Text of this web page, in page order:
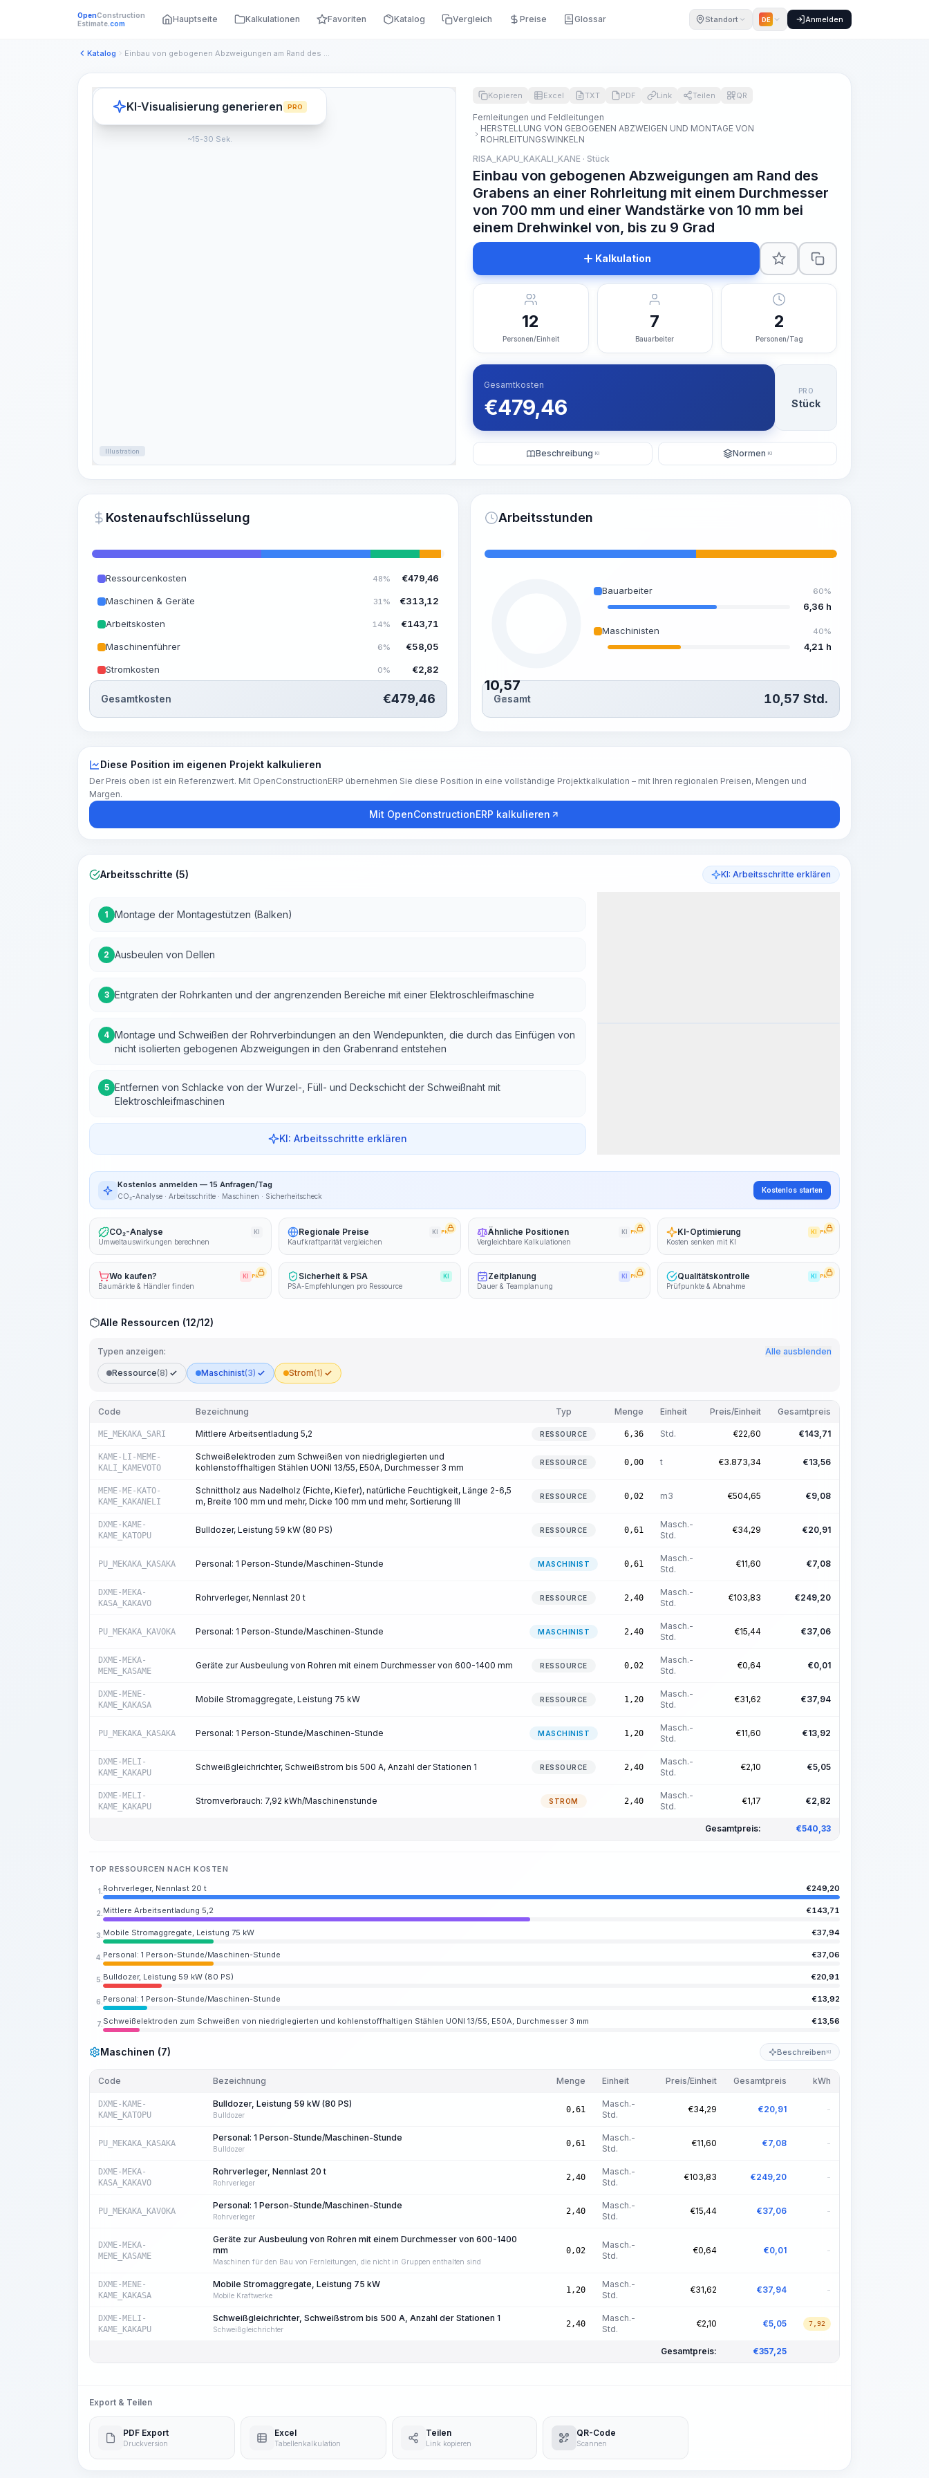
OpenConstruction
Estimate.com Hauptseite Kalkulationen Favoriten Katalog Vergleich Preise Glossar Standort DE Anmelden
Katalog Einbau von gebogenen Abzweigungen am Rand des Grabens an ein...
Illustration
KI-Visualisierung generieren PRO
~15-30 Sek.
Kopieren Excel TXT PDF Link Teilen QR
Fernleitungen und Feldleitungen
HERSTELLUNG VON GEBOGENEN ABZWEIGEN UND MONTAGE VON
ROHRLEITUNGSWINKELN
RISA_KAPU_KAKALI_KANE · Stück
Einbau von gebogenen Abzweigungen am Rand des
Grabens an einer Rohrleitung mit einem Durchmesser
von 700 mm und einer Wandstärke von 10 mm bei
einem Drehwinkel von, bis zu 9 Grad
Kalkulation
12
Personen/Einheit
7
Bauarbeiter
2
Personen/Tag
Gesamtkosten
€479,46
PRO
Stück
Beschreibung KI Normen KI
Kostenaufschlüsselung
Ressourcenkosten 48% €479,46
Maschinen & Geräte 31% €313,12
Arbeitskosten 14% €143,71
Maschinenführer 6% €58,05
Stromkosten 0% €2,82
Gesamtkosten €479,46
Arbeitsstunden
10,57
Std.
Bauarbeiter 60%
6,36 h
Maschinisten 40%
4,21 h
Gesamt 10,57 Std.
Diese Position im eigenen Projekt kalkulieren
Der Preis oben ist ein Referenzwert. Mit OpenConstructionERP übernehmen Sie diese Position in eine vollständige Projektkalkulation – mit Ihren regionalen Preisen, Mengen und
Margen.
Mit OpenConstructionERP kalkulieren
Arbeitsschritte (5) KI: Arbeitsschritte erklären
1 Montage der Montagestützen (Balken)
2 Ausbeulen von Dellen
3 Entgraten der Rohrkanten und der angrenzenden Bereiche mit einer Elektroschleifmaschine
4 Montage und Schweißen der Rohrverbindungen an den Wendepunkten, die durch das Einfügen von
nicht isolierten gebogenen Abzweigungen in den Grabenrand entstehen
5 Entfernen von Schlacke von der Wurzel-, Füll- und Deckschicht der Schweißnaht mit
Elektroschleifmaschinen
KI: Arbeitsschritte erklären
Kostenlos anmelden — 15 Anfragen/Tag
CO₂-Analyse · Arbeitsschritte · Maschinen · Sicherheitscheck
Kostenlos starten
CO₂-Analyse KI
Umweltauswirkungen berechnen
Regionale Preise KI PRO
Kaufkraftparität vergleichen
Ähnliche Positionen KI PRO
Vergleichbare Kalkulationen
KI-Optimierung KI PRO
Kosten senken mit KI
Wo kaufen? KI PRO
Baumärkte & Händler finden
Sicherheit & PSA KI
PSA-Empfehlungen pro Ressource
Zeitplanung KI PRO
Dauer & Teamplanung
Qualitätskontrolle KI PRO
Prüfpunkte & Abnahme
Alle Ressourcen (12/12)
Typen anzeigen: Alle ausblenden
Ressource(8) Maschinist(3) Strom(1)
Code Bezeichnung Typ Menge Einheit Preis/Einheit Gesamtpreis
ME_MEKAKA_SARI Mittlere Arbeitsentladung 5,2 RESSOURCE 6,36 Std. €22,60 €143,71
KAME-LI-MEME-
KALI_KAMEVOTO
Schweißelektroden zum Schweißen von niedriglegierten und
kohlenstoffhaltigen Stählen UONI 13/55, E50A, Durchmesser 3 mm
RESSOURCE 0,00 t €3.873,34 €13,56
MEME-ME-KATO-
KAME_KAKANELI
Schnittholz aus Nadelholz (Fichte, Kiefer), natürliche Feuchtigkeit, Länge 2-6,5
m, Breite 100 mm und mehr, Dicke 100 mm und mehr, Sortierung III
RESSOURCE 0,02 m3 €504,65 €9,08
DXME-KAME-
KAME_KATOPU
Bulldozer, Leistung 59 kW (80 PS) RESSOURCE 0,61
Masch.-
Std.
€34,29 €20,91
PU_MEKAKA_KASAKA Personal: 1 Person-Stunde/Maschinen-Stunde MASCHINIST 0,61
Masch.-
Std.
€11,60 €7,08
DXME-MEKA-
KASA_KAKAVO
Rohrverleger, Nennlast 20 t RESSOURCE 2,40
Masch.-
Std.
€103,83 €249,20
PU_MEKAKA_KAVOKA Personal: 1 Person-Stunde/Maschinen-Stunde MASCHINIST 2,40
Masch.-
Std.
€15,44 €37,06
DXME-MEKA-
MEME_KASAME
Geräte zur Ausbeulung von Rohren mit einem Durchmesser von 600-1400 mm RESSOURCE 0,02
Masch.-
Std.
€0,64 €0,01
DXME-MENE-
KAME_KAKASA
Mobile Stromaggregate, Leistung 75 kW RESSOURCE 1,20
Masch.-
Std.
€31,62 €37,94
PU_MEKAKA_KASAKA Personal: 1 Person-Stunde/Maschinen-Stunde MASCHINIST 1,20
Masch.-
Std.
€11,60 €13,92
DXME-MELI-
KAME_KAKAPU
Schweißgleichrichter, Schweißstrom bis 500 A, Anzahl der Stationen 1 RESSOURCE 2,40
Masch.-
Std.
€2,10 €5,05
DXME-MELI-
KAME_KAKAPU
Stromverbrauch: 7,92 kWh/Maschinenstunde STROM 2,40
Masch.-
Std.
€1,17 €2,82
Gesamtpreis: €540,33
TOP RESSOURCEN NACH KOSTEN
1. Rohrverleger, Nennlast 20 t €249,20
2. Mittlere Arbeitsentladung 5,2 €143,71
3. Mobile Stromaggregate, Leistung 75 kW €37,94
4. Personal: 1 Person-Stunde/Maschinen-Stunde €37,06
5. Bulldozer, Leistung 59 kW (80 PS) €20,91
6. Personal: 1 Person-Stunde/Maschinen-Stunde €13,92
7. Schweißelektroden zum Schweißen von niedriglegierten und kohlenstoffhaltigen Stählen UONI 13/55, E50A, Durchmesser 3 mm €13,56
Maschinen (7) Beschreiben KI
Code Bezeichnung Menge Einheit Preis/Einheit Gesamtpreis kWh
DXME-KAME-
KAME_KATOPU
Bulldozer, Leistung 59 kW (80 PS)
Bulldozer
0,61
Masch.-
Std.
€34,29 €20,91 -
PU_MEKAKA_KASAKA
Personal: 1 Person-Stunde/Maschinen-Stunde
Bulldozer
0,61
Masch.-
Std.
€11,60 €7,08 -
DXME-MEKA-
KASA_KAKAVO
Rohrverleger, Nennlast 20 t
Rohrverleger
2,40
Masch.-
Std.
€103,83 €249,20 -
PU_MEKAKA_KAVOKA
Personal: 1 Person-Stunde/Maschinen-Stunde
Rohrverleger
2,40
Masch.-
Std.
€15,44 €37,06 -
DXME-MEKA-
MEME_KASAME
Geräte zur Ausbeulung von Rohren mit einem Durchmesser von 600-1400
mm
Maschinen für den Bau von Fernleitungen, die nicht in Gruppen enthalten sind
0,02
Masch.-
Std.
€0,64 €0,01 -
DXME-MENE-
KAME_KAKASA
Mobile Stromaggregate, Leistung 75 kW
Mobile Kraftwerke
1,20
Masch.-
Std.
€31,62 €37,94 -
DXME-MELI-
KAME_KAKAPU
Schweißgleichrichter, Schweißstrom bis 500 A, Anzahl der Stationen 1
Schweißgleichrichter
2,40
Masch.-
Std.
€2,10 €5,05 7,92
Gesamtpreis: €357,25
Export & Teilen
PDF Export
Druckversion
Excel
Tabellenkalkulation
Teilen
Link kopieren
QR-Code
Scannen